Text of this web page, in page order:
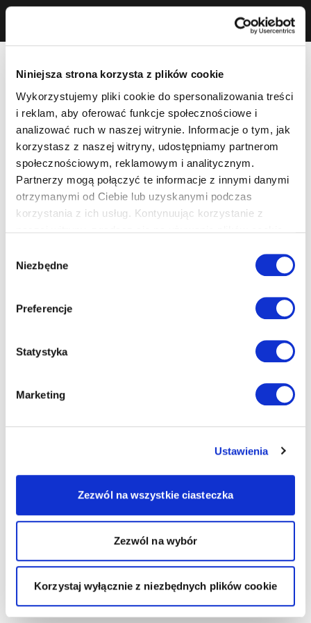
Niniejsza strona korzysta z plików cookie
Wykorzystujemy pliki cookie do spersonalizowania treści
i reklam, aby oferować funkcje społecznościowe i
analizować ruch w naszej witrynie. Informacje o tym, jak
korzystasz z naszej witryny, udostępniamy partnerom
społecznościowym, reklamowym i analitycznym.
Partnerzy mogą połączyć te informacje z innymi danymi
otrzymanymi od Ciebie lub uzyskanymi podczas
korzystania z ich usług. Kontynuując korzystanie z
zgody
Niezbędne
Preferencje
Statystyka
Marketing
Ustawienia
Zezwól na wszystkie ciasteczka
Zezwól na wybór
Korzystaj wyłącznie z niezbędnych plików cookie